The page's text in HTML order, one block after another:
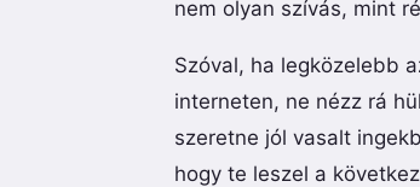
nem olyan szívás, mint
Szóval, ha legközelebb
interneten, ne nézz rá
szeretne jól vasalt
hogy te leszel a